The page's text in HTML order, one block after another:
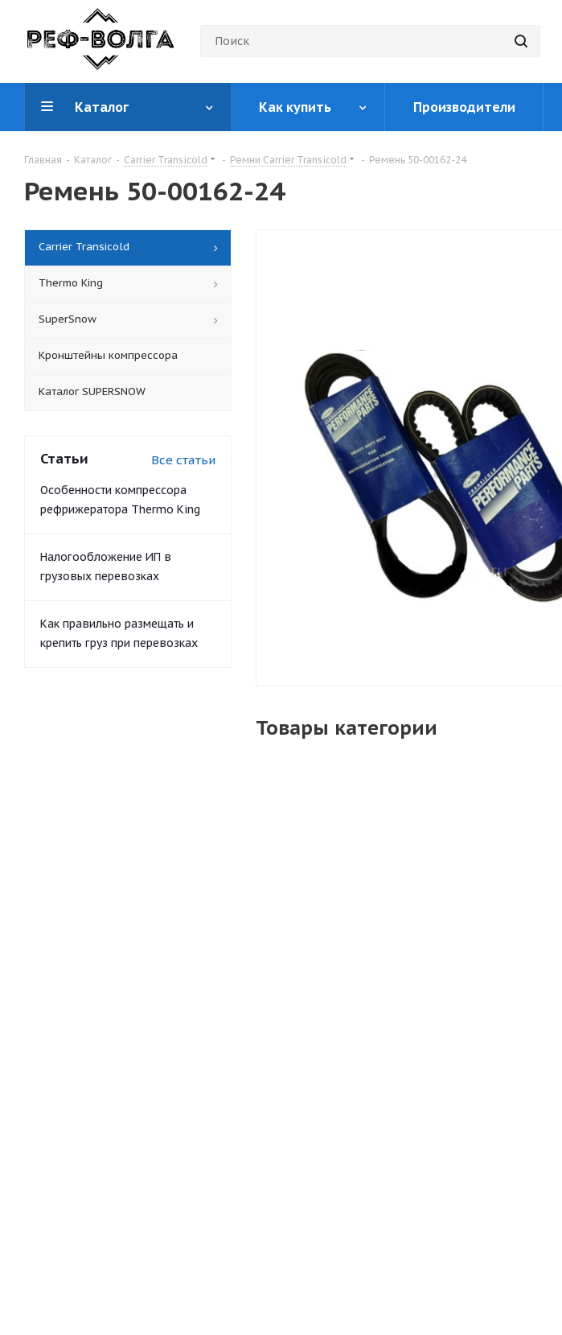
Каталог Как купить Производители
Главная - Каталог - Carrier Transicold - Ремни Carrier Transicold - Ремень 50-00162-24
Ремень 50-00162-24
Товары категории
Carrier Transicold
Thermo King
SuperSnow
Кронштейны компрессора
Каталог SUPERSNOW
Статьи Все статьи
Особенности компрессора
рефрижератора Thermo King
Налогообложение ИП в
грузовых перевозках
Как правильно размещать и
крепить груз при перевозках